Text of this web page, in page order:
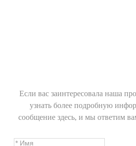
Если вас заинтересовала наша
узнать более подробную
сообщение здесь, и мы ответим